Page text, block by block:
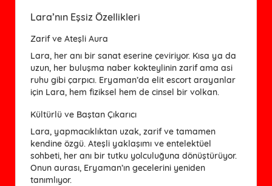
Lara’nın Eşsiz Özellikleri
Zarif ve Ateşli Aura
Lara, her anı bir sanat eserine çeviriyor. Kısa ya da
uzun, her buluşma naber kokteylinin zarif ama asi
ruhu gibi çarpıcı. Eryaman’da elit escort arayanlar
için Lara, hem fiziksel hem de cinsel bir volkan.
Kültürlü ve Baştan Çıkarıcı
Lara, yapmacıklıktan uzak, zarif ve tamamen
kendine özgü. Ateşli yaklaşımı ve entelektüel
sohbeti, her anı bir tutku yolculuğuna dönüştürüyor.
Onun aurası, Eryaman’ın gecelerini yeniden
tanımlıyor.